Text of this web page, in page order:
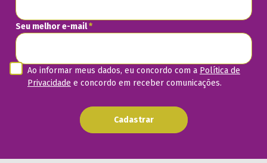
Seu melhor e-mail*
Ao informar meus dados, eu concordo com a Política de
Privacidade e concordo em receber comunicações.
Cadastrar